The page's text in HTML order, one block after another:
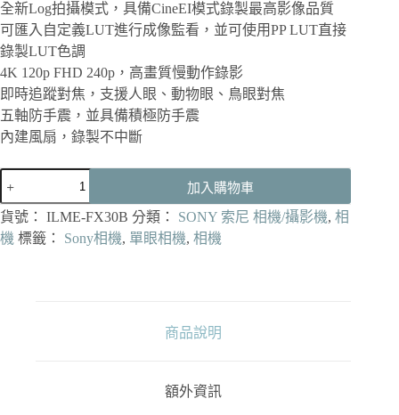
全新Log拍攝模式，具備CineEI模式錄製最高影像品質
可匯入自定義LUT進行成像監看，並可使用PP LUT直接
錄製LUT色調
4K 120p FHD 240p，高畫質慢動作錄影
即時追蹤對焦，支援人眼、動物眼、鳥眼對焦
五軸防手震，並具備積極防手震
內建風扇，錄製不中斷
SONY
Cinema
Line
FX30
單
加入購物車
貨號： ILME-FX30B 分類： SONY 索尼 相機/攝影機, 相
機 標籤： Sony相機, 單眼相機, 相機
商品說明
額外資訊